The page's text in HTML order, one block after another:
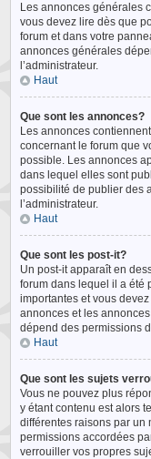
Les annonces générales
vous devez lire dès que
forum et dans votre
annonces générales
l’administrateur.
Haut
Que sont les annonces?
Les annonces
concernant le forum que
possible. Les annonces
dans lequel elles sont
possibilité de publier des
l’administrateur.
Haut
Que sont les post-it?
Un post-it apparaît en
forum dans lequel il a été
importantes et vous
annonces et les
dépend des permissions
Haut
Que sont les sujets
Vous ne pouvez plus
y étant contenu est alors
différentes raisons par un
permissions accordées
verrouiller vos propres